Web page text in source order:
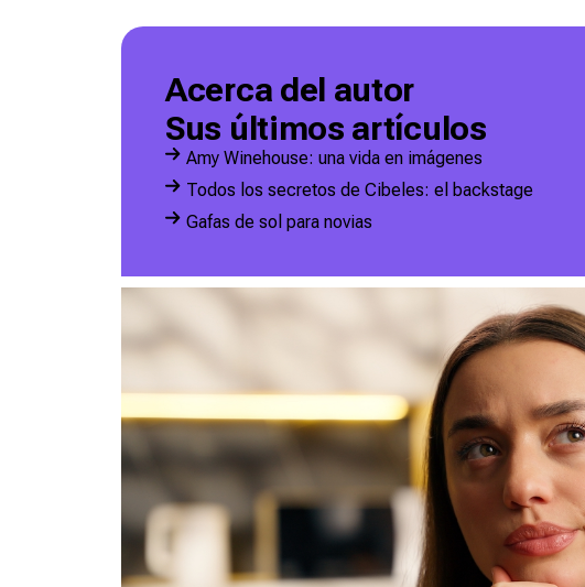
Acerca del autor
Sus últimos artículos
Amy Winehouse: una vida en imágenes
Todos los secretos de Cibeles: el backstage
Gafas de sol para novias